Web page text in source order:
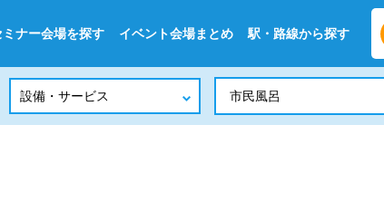
ミナー会場を探す イベント会場まとめ 駅・路線から探す